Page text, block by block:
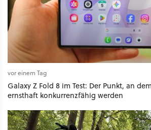
vor einem Tag
Galaxy Z Fold 8 im Test: Der Punkt, an
ernsthaft konkurrenzfähig werden